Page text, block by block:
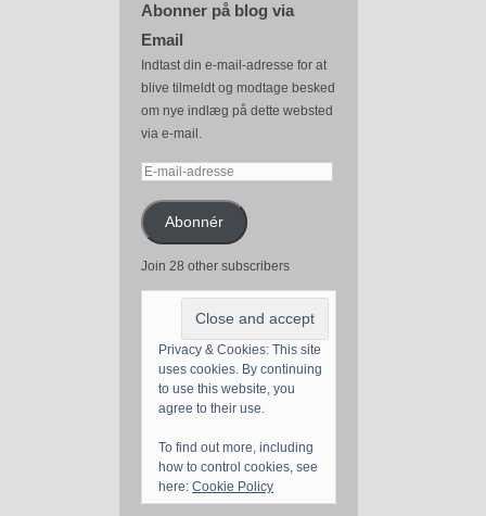
Abonner på blog via
Email
Indtast din e-mail-adresse for at
blive tilmeldt og modtage besked
om nye indlæg på dette websted
via e-mail.
E-
adresseAbonnér
Join 28 other subscribers
Privacy & Cookies: This site
uses cookies. By continuing
to use this website, you
agree to their use.
To find out more, including
how to control cookies, see
here: Cookie Policy